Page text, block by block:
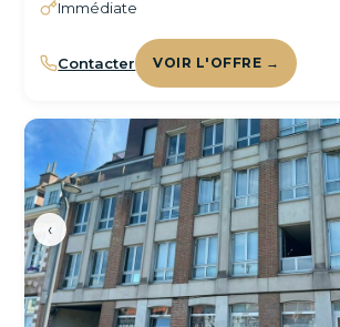
Immédiate
Contacter VOIR L'OFFRE →
‹